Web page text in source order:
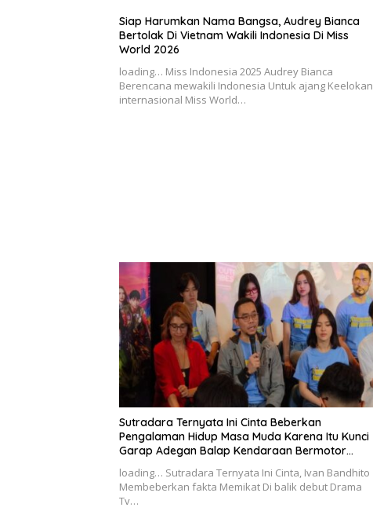
Siap Harumkan Nama Bangsa, Audrey Bianca
Bertolak Di Vietnam Wakili Indonesia Di Miss
World 2026
loading… Miss Indonesia 2025 Audrey Bianca
Berencana mewakili Indonesia Untuk ajang Keelokan
internasional Miss World…
Sutradara Ternyata Ini Cinta Beberkan
Pengalaman Hidup Masa Muda Karena Itu Kunci
Garap Adegan Balap Kendaraan Bermotor
loading… Sutradara Ternyata Ini Cinta, Ivan Bandhito
Membeberkan fakta Memikat Di balik debut Drama
Tv…